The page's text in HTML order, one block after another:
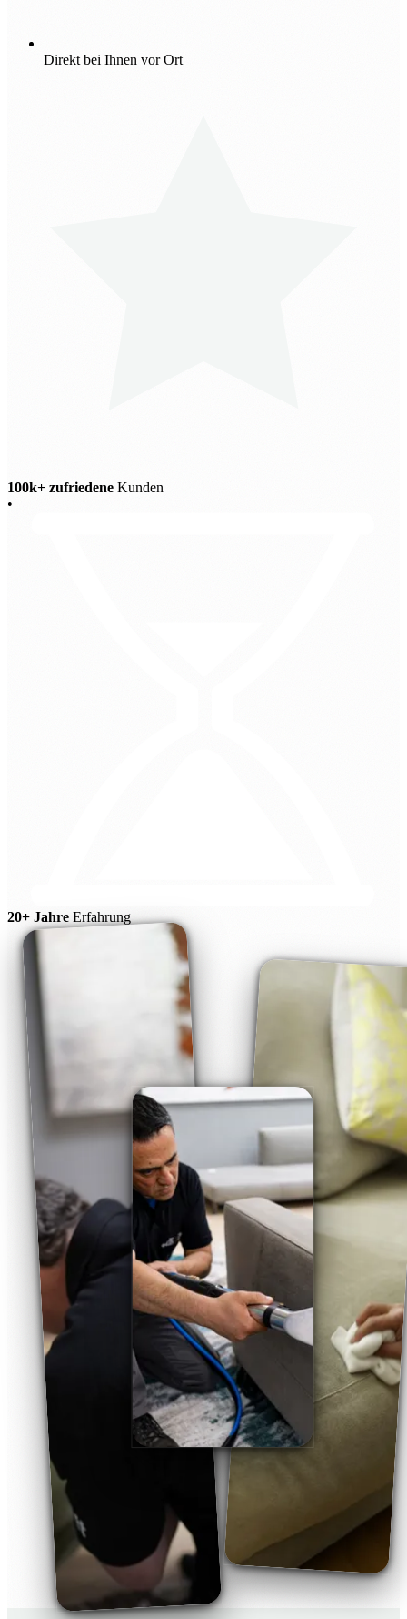
Direkt bei Ihnen vor Ort
100k+ zufriedene Kunden
•
20+ Jahre Erfahrung